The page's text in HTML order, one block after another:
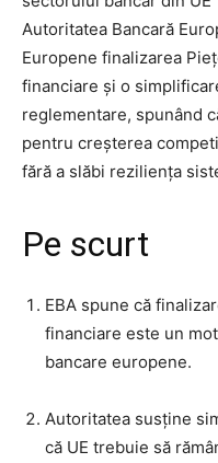
Autoritatea Bancară
Europene finalizarea
financiare și o
reglementare, spunând
pentru creșterea
fără a slăbi reziliența
Pe scurt
EBA spune că
financiare este un
bancare europene.
Autoritatea susține
că UE trebuie să